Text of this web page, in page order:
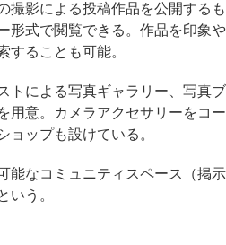
撮影による投稿作品を公開するも
形式で閲覧できる。作品を印象や
することも可能。
トによる写真ギャラリー、写真ブ
用意。カメラアクセサリーをコー
ョップも設けている。
能なコミュニティスペース（掲示
いう。